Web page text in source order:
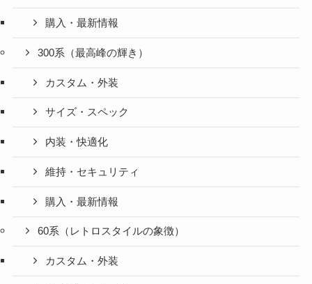
購入・最新情報
300系（最高峰の輝き）
カスタム・外装
サイズ・スペック
内装・快適化
維持・セキュリティ
購入・最新情報
60系（レトロスタイルの象徴）
カスタム・外装